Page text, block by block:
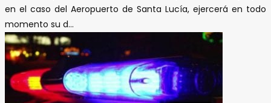
en el caso del Aeropuerto de Santa Lucía, ejercerá en todo
momento su d...